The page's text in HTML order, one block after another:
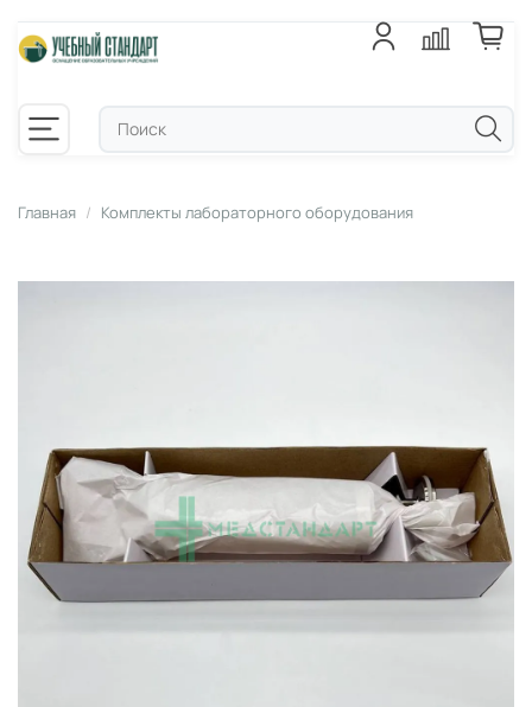
Главная Комплекты лабораторного оборудования